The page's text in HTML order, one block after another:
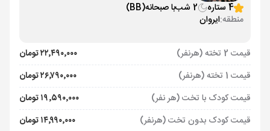
4 ستاره
2 شب با صبحانه(BB)
منطقه:ایروان
قیمت 2 تخته (هرنفر)
۲۲٬۴۹۰٬۰۰۰ تومان
قیمت 1 تخته (هرنفر)
۲۶٬۷۹۰٬۰۰۰ تومان
قیمت کودک با تخت (هر نفر)
۱۹٬۵۹۰٬۰۰۰ تومان
قیمت کودک بدون تخت (هرنفر)
۱۴٬۹۹۰٬۰۰۰ تومان